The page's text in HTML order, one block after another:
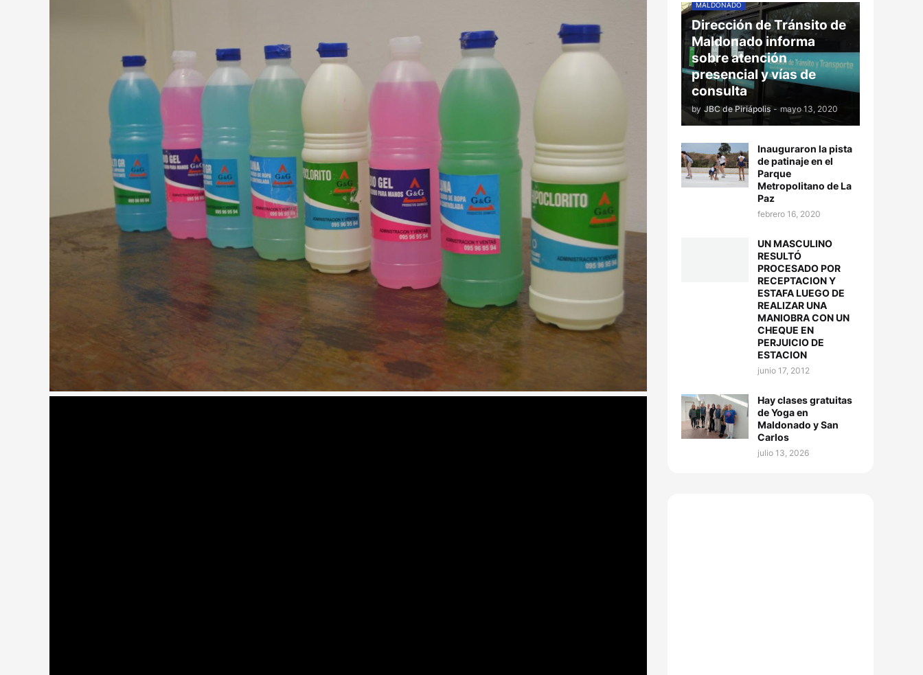
MALDONADO
Dirección de Tránsito de
Maldonado informa
sobre atención
presencial y vías de
consulta
by JBC de Piriápolis - mayo 13, 2020
Inauguraron la pista
de patinaje en el
Parque
Metropolitano de La
Paz
febrero 16, 2020
UN MASCULINO
RESULTÓ
PROCESADO POR
RECEPTACION Y
ESTAFA LUEGO DE
REALIZAR UNA
MANIOBRA CON UN
CHEQUE EN
PERJUICIO DE
ESTACION
junio 17, 2012
Hay clases gratuitas
de Yoga en
Maldonado y San
Carlos
julio 13, 2026